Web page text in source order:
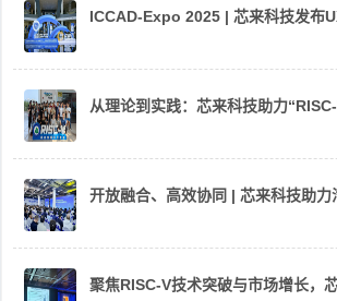
ICCAD-Expo 2025 | 芯来科技发布
从理论到实践：芯来科技助力
开放融合、高效协同 | 芯来科技助
聚焦RISC-V技术突破与市场增长，